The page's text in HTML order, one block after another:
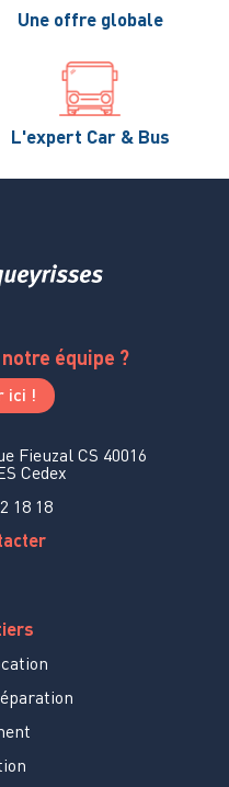
Une offre globale
L'expert Car & Bus
équipe ?
ici !
Fieuzal CS 40016
Cedex
18 18